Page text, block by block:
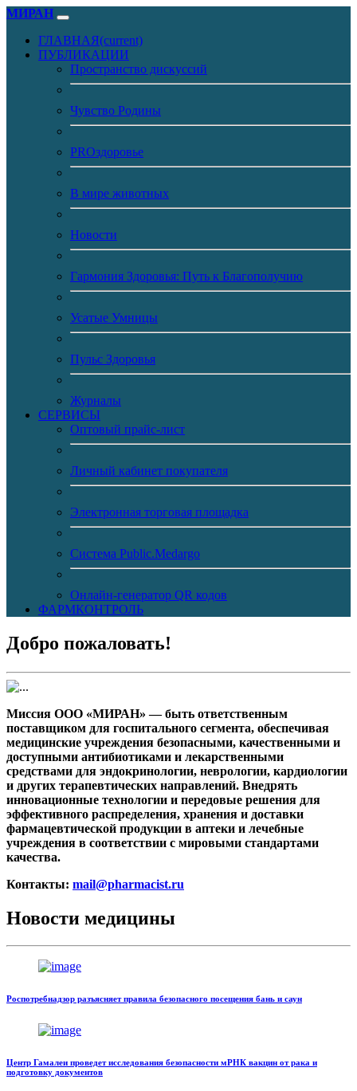
МИРАН
ГЛАВНАЯ(current)
ПУБЛИКАЦИИ
Пространство дискуссий
Чувство Родины
PROздоровье
В мире животных
Новости
Гармония Здоровья: Путь к Благополучию
Усатые Умницы
Пульс Здоровья
Журналы
CЕРВИСЫ
Оптовый прайс-лист
Личный кабинет покупателя
Электронная торговая площадка
Система Public.Medargo
Онлайн-генератор QR кодов
ФАРМКОНТРОЛЬ
Добро пожаловать!
Миссия ООО «МИРАН» — быть ответственным
поставщиком для госпитального сегмента, обеспечивая
медицинские учреждения безопасными, качественными и
доступными антибиотиками и лекарственными
средствами для эндокринологии, неврологии, кардиологии
и других терапевтических направлений. Внедрять
инновационные технологии и передовые решения для
эффективного распределения, хранения и доставки
фармацевтической продукции в аптеки и лечебные
учреждения в соответствии с мировыми стандартами
качества.
Контакты: mail@pharmacist.ru
Новости медицины
Роспотребнадзор разъясняет правила безопасного посещения бань и саун
Центр Гамалеи проведет исследования безопасности мРНК вакцин от рака и
подготовку документов